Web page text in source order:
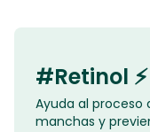
#Retinol ⚡️
Ayuda al
manchas y